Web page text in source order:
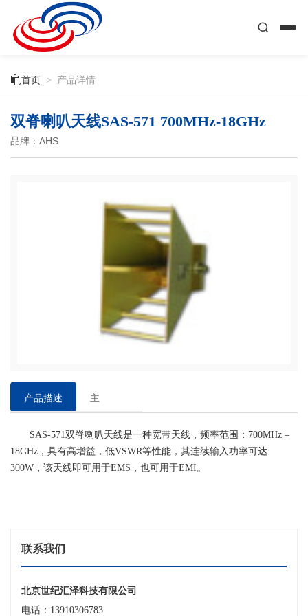
首页 > 产品详情
双脊喇叭天线SAS-571 700MHz-18GHz
品牌：AHS
产品描述
主
特
点
SAS-571双脊喇叭天线是一种宽带天线，频率范围：700MHz –
18GHz，具有高增益，低VSWR等性能，其连续输入功率可达
300W，该天线即可用于EMS，也可用于EMI。
联系我们
北京世纪汇泽科技有限公司
电话：13910306783